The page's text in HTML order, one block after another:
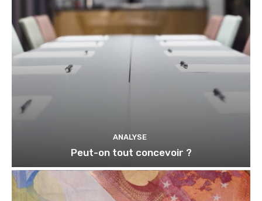
ANALYSE
Peut-on tout concevoir ?